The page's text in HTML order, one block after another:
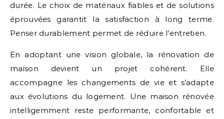
durée. Le choix de matériaux fiables et de solutions
éprouvées garantit la satisfaction à long terme.
Penser durablement permet de réduire l’entretien.
En adoptant une vision globale, la rénovation de
maison devient un projet cohérent. Elle
accompagne les changements de vie et s’adapte
aux évolutions du logement. Une maison rénovée
intelligemment reste performante, confortable et